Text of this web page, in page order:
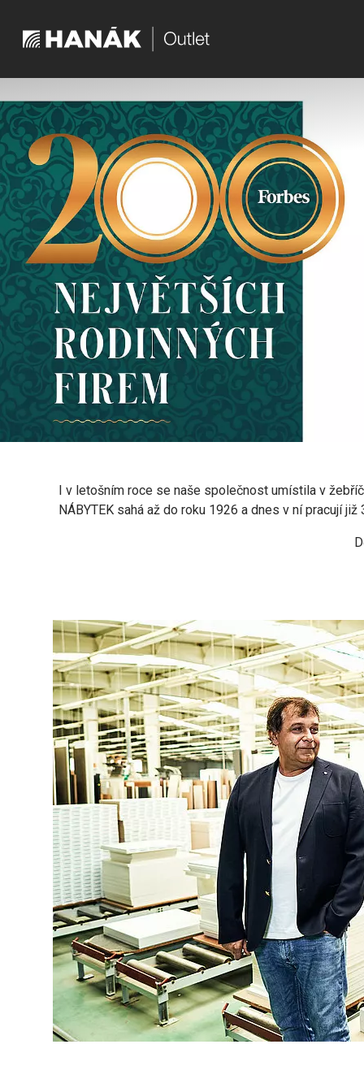
I v letošním roce se naše společnost umístila v
NÁBYTEK sahá až do roku 1926 a dnes v ní pracují